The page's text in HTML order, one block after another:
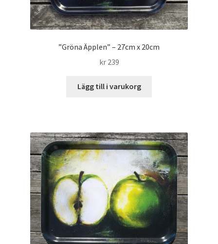
Beställ eget motiv
”Gröna Äpplen” – 27cm x 20cm
kr239
Lägg till i varukorg